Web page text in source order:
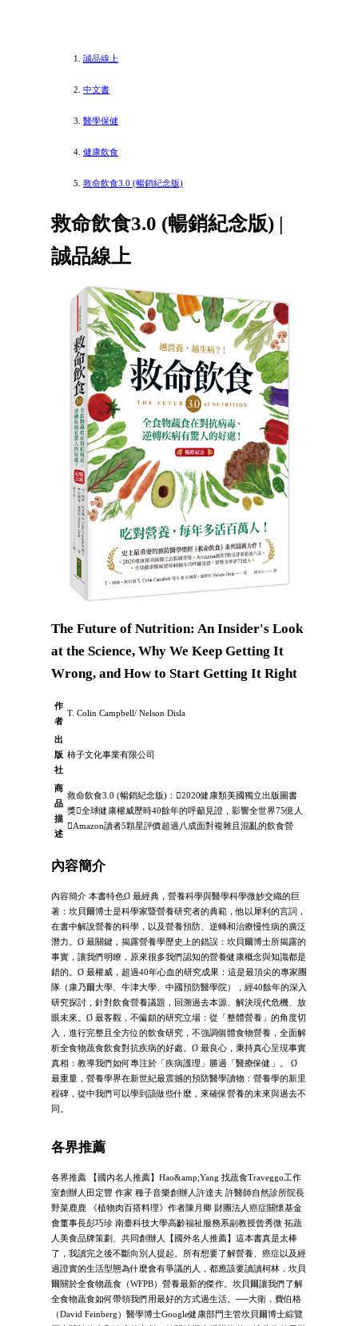
誠品線上
中文書
醫學保健
健康飲食
救命飲食3.0 (暢銷紀念版)
救命飲食3.0 (暢銷紀念版) |
誠品線上
The Future of Nutrition: An Insider's Look
at the Science, Why We Keep Getting It
Wrong, and How to Start Getting It Right
作
者
T. Colin Campbell/ Nelson Disla
出
版
社
柿子文化事業有限公司
商
品
描
述
救命飲食3.0 (暢銷紀念版)：2020健康類美國獨立出版圖書
獎全球健康權威歷時40餘年的呼籲見證，影響全世界75億人
Amazon讀者5顆星評價超過八成面對複雜且混亂的飲食營
內容簡介
內容簡介 本書特色Ø 最經典，營養科學與醫學科學微妙交織的巨
著：坎貝爾博士是科學家暨營養研究者的典範，他以犀利的言詞，
在書中解說營養的科學，以及營養預防、逆轉和治療慢性病的廣泛
潛力。Ø 最關鍵，揭露營養學歷史上的錯誤：坎貝爾博士所揭露的
事實，讓我們明瞭，原來很多我們認知的營養健康概念與知識都是
錯的。Ø 最權威，超過40年心血的研究成果：這是最頂尖的專家團
隊（康乃爾大學、牛津大學、中國預防醫學院），經40餘年的深入
研究探討，針對飲食營養議題，回溯過去本源、解決現代危機、放
眼未來。Ø 最客觀，不偏頗的研究立場：從「整體營養」的角度切
入，進行完整且全方位的飲食研究，不強調個體食物營養，全面解
析全食物蔬食飲食對抗疾病的好處。Ø 最良心，秉持真心呈現事實
真相：教導我們如何專注於「疾病護理」勝過「醫療保健」。 Ø
最重量，營養學界在新世紀最震撼的預防醫學讀物：營養學的新里
程碑，從中我們可以學到該做些什麼，來確保營養的未來與過去不
同。
各界推薦
各界推薦 【國內名人推薦】Hao&amp;Yang 找蔬食Traveggo工作
室創辦人田定豐 作家 種子音樂創辦人許達夫 許醫師自然診所院長
野菜鹿鹿 《植物肉百搭料理》作者陳月卿 財團法人癌症關懷基金
會董事長彭巧珍 南臺科技大學高齡福祉服務系副教授曾秀微 拓蔬
人美食品牌策劃、共同創辦人【國外名人推薦】這本書真是太棒
了，我讀完之後不斷向別人提起。所有想要了解營養、癌症以及經
過證實的生活型態為什麼會有爭議的人，都應該要讀讀柯林．坎貝
爾關於全食物蔬食（WFPB）營養最新的傑作。坎貝爾讓我們了解
全食物蔬食如何帶領我們用最好的方式過生活。──大衛．費伯格
（David Feinberg）醫學博士Google健康部門主管坎貝爾博士綜覽